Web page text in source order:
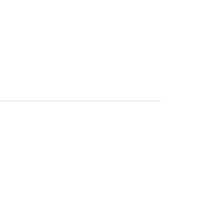
felhordására is szükség lehet. A befejező
az első réteghez maximum 5%.
az adott géptípushoz kell beállítani.
a Beltéri falfestés Egyedi színkeverésű